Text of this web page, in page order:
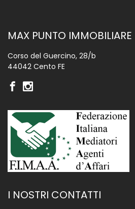
MAX PUNTO IMMOBILIARE
Corso del Guercino, 28/b
44042 Cento FE
I NOSTRI CONTATTI